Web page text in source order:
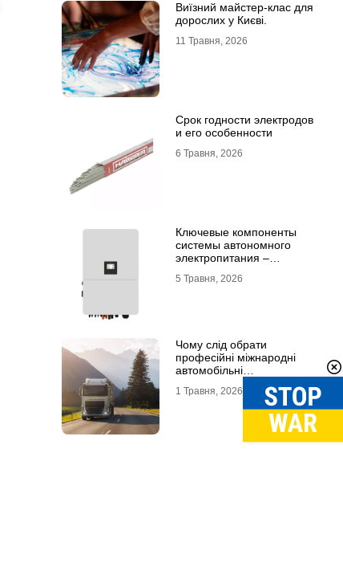
Виїзний майстер-клас для
дорослих у Києві.
11 Травня, 2026
Срок годности электродов
и его особенности
6 Травня, 2026
Ключевые компоненты
системы автономного
электропитания –
DEYE
5 Травня, 2026
Чому слід обрати
професійні міжнародні
автомобільні
1 Травня, 2026